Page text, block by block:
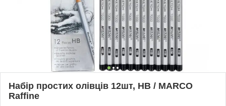
Набір простих олівців 12шт, НВ / MARCO
Raffine